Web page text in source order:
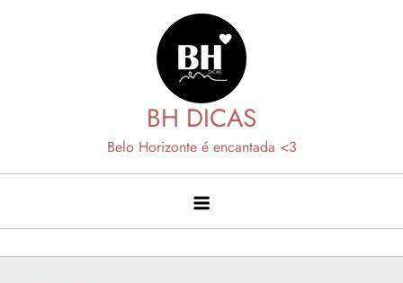
BH DICAS
Belo Horizonte é encantada <3